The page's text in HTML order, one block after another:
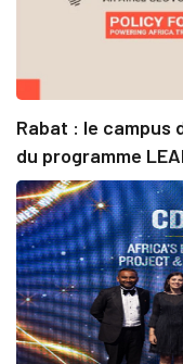
Rabat : le campus
du programme